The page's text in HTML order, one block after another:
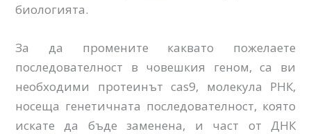
биологията.
За да промените каквато пожелаете
последователност в човешкия геном, са ви
необходими протеинът cas9, молекула РНК,
носеща генетичната последователност, която
искате да бъде заменена, и част от ДНК